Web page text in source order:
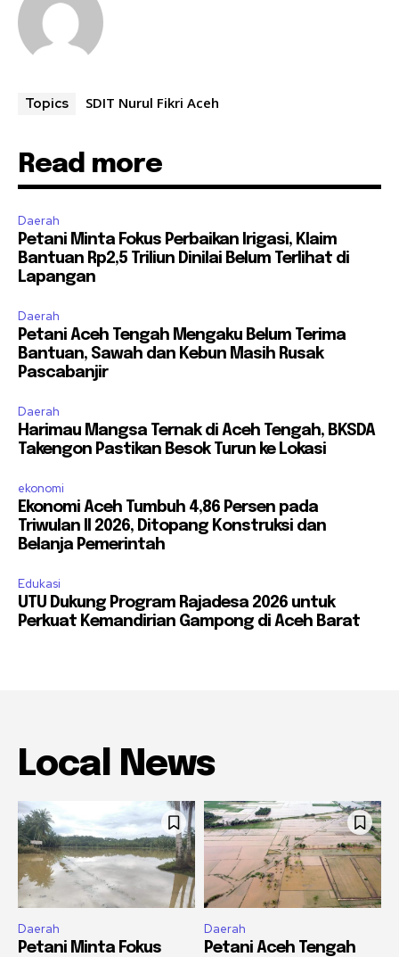
Topics SDIT Nurul Fikri Aceh
Read more
Daerah
Petani Minta Fokus Perbaikan Irigasi, Klaim
Bantuan Rp2,5 Triliun Dinilai Belum Terlihat di
Lapangan
Daerah
Petani Aceh Tengah Mengaku Belum Terima
Bantuan, Sawah dan Kebun Masih Rusak
Pascabanjir
Daerah
Harimau Mangsa Ternak di Aceh Tengah, BKSDA
Takengon Pastikan Besok Turun ke Lokasi
ekonomi
Ekonomi Aceh Tumbuh 4,86 Persen pada
Triwulan II 2026, Ditopang Konstruksi dan
Belanja Pemerintah
Edukasi
UTU Dukung Program Rajadesa 2026 untuk
Perkuat Kemandirian Gampong di Aceh Barat
Local News
Daerah
Petani Minta Fokus
Daerah
Petani Aceh Tengah